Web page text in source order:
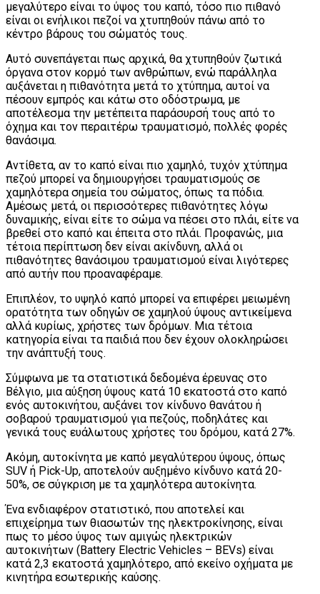
μεγαλύτερο είναι το ύψος του καπό, τόσο πιο πιθανό
είναι οι ενήλικοι πεζοί να χτυπηθούν πάνω από το
κέντρο βάρους του σώματός τους.
Αυτό συνεπάγεται πως αρχικά, θα χτυπηθούν ζωτικά
όργανα στον κορμό των ανθρώπων, ενώ παράλληλα
αυξάνεται η πιθανότητα μετά το χτύπημα, αυτοί να
πέσουν εμπρός και κάτω στο οδόστρωμα, με
αποτέλεσμα την μετέπειτα παράσυρσή τους από το
όχημα και τον περαιτέρω τραυματισμό, πολλές φορές
θανάσιμα.
Αντίθετα, αν το καπό είναι πιο χαμηλό, τυχόν χτύπημα
πεζού μπορεί να δημιουργήσει τραυματισμούς σε
χαμηλότερα σημεία του σώματος, όπως τα πόδια.
Αμέσως μετά, οι περισσότερες πιθανότητες λόγω
δυναμικής, είναι είτε το σώμα να πέσει στο πλάι, είτε να
βρεθεί στο καπό και έπειτα στο πλάι. Προφανώς, μια
τέτοια περίπτωση δεν είναι ακίνδυνη, αλλά οι
πιθανότητες θανάσιμου τραυματισμού είναι λιγότερες
από αυτήν που προαναφέραμε.
Επιπλέον, το υψηλό καπό μπορεί να επιφέρει μειωμένη
ορατότητα των οδηγών σε χαμηλού ύψους αντικείμενα
αλλά κυρίως, χρήστες των δρόμων. Μια τέτοια
κατηγορία είναι τα παιδιά που δεν έχουν ολοκληρώσει
την ανάπτυξή τους.
Σύμφωνα με τα στατιστικά δεδομένα έρευνας στο
Βέλγιο, μια αύξηση ύψους κατά 10 εκατοστά στο καπό
ενός αυτοκινήτου, αυξάνει τον κίνδυνο θανάτου ή
σοβαρού τραυματισμού για πεζούς, ποδηλάτες και
γενικά τους ευάλωτους χρήστες του δρόμου, κατά 27%.
Ακόμη, αυτοκίνητα με καπό μεγαλύτερου ύψους, όπως
SUV ή Pick-Up, αποτελούν αυξημένο κίνδυνο κατά 20-
50%, σε σύγκριση με τα χαμηλότερα αυτοκίνητα.
Ένα ενδιαφέρον στατιστικό, που αποτελεί και
επιχείρημα των θιασωτών της ηλεκτροκίνησης, είναι
πως το μέσο ύψος των αμιγώς ηλεκτρικών
αυτοκινήτων (Battery Electric Vehicles – BEVs) είναι
κατά 2,3 εκατοστά χαμηλότερο, από εκείνο οχήματα με
κινητήρα εσωτερικής καύσης.